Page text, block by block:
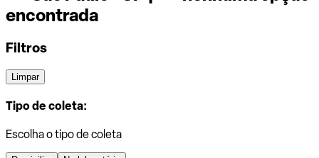
encontrada
Filtros
Limpar
Tipo de coleta:
Escolha o tipo de coleta